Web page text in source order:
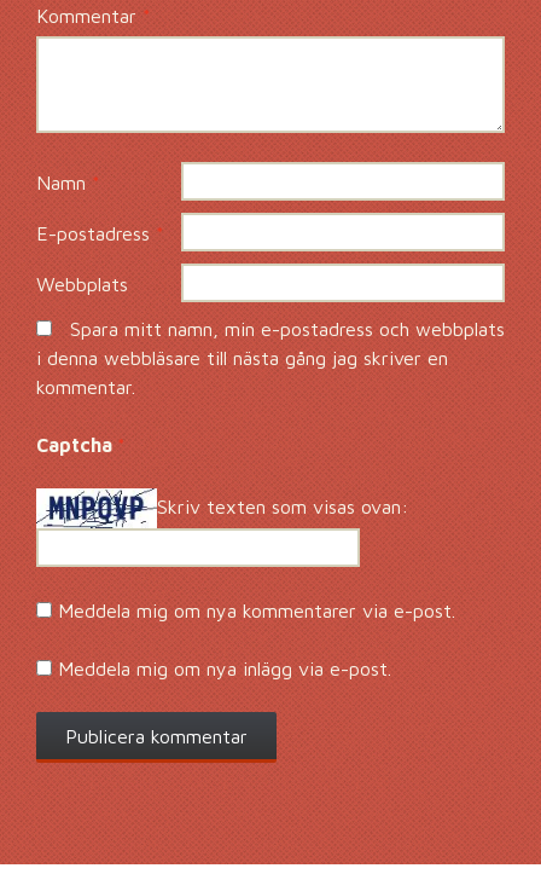
Kommentar*
Namn *
E-postadress*
Webbplats
Spara mitt namn, min e-postadress och webbplats
i denna webbläsare till nästa gång jag skriver en
kommentar.
Captcha*
Skriv texten som visas ovan:
Meddela mig om nya kommentarer via e-post.
Meddela mig om nya inlägg via e-post.